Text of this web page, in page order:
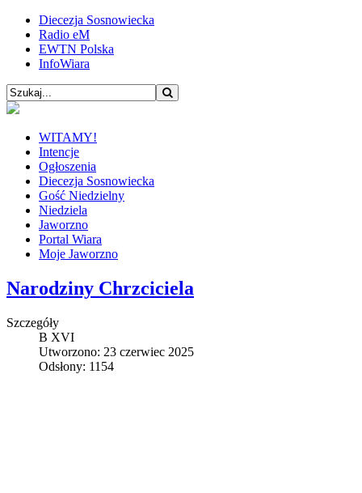
Diecezja Sosnowiecka
Radio eM
EWTN Polska
InfoWiara
WITAMY!
Intencje
Ogłoszenia
Diecezja Sosnowiecka
Gość Niedzielny
Niedziela
Jaworzno
Portal Wiara
Moje Jaworzno
Narodziny Chrzciciela
Szczegóły
B XVI
Utworzono: 23 czerwiec 2025
Odsłony: 1154